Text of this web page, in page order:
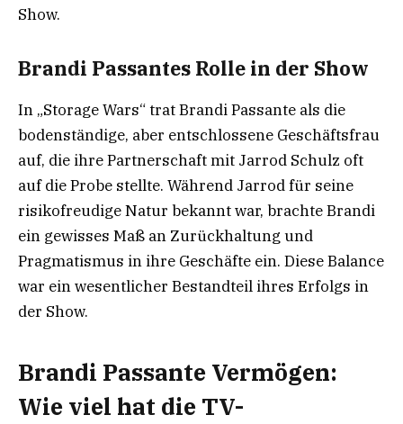
Show.
Brandi Passantes Rolle in der Show
In „Storage Wars“ trat Brandi Passante als die
bodenständige, aber entschlossene Geschäftsfrau
auf, die ihre Partnerschaft mit Jarrod Schulz oft
auf die Probe stellte. Während Jarrod für seine
risikofreudige Natur bekannt war, brachte Brandi
ein gewisses Maß an Zurückhaltung und
Pragmatismus in ihre Geschäfte ein. Diese Balance
war ein wesentlicher Bestandteil ihres Erfolgs in
der Show.
Brandi Passante Vermögen:
Wie viel hat die TV-